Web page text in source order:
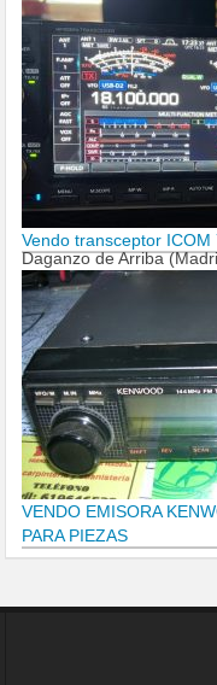
Vendo transceptor ICOM
Daganzo de Arriba
VENDO EMISORA
PARA PIEZAS